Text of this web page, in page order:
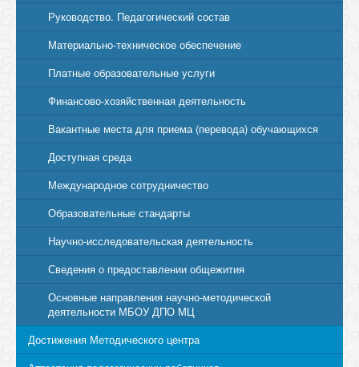
Руководство. Педагогический состав
Материально-техническое обеспечение
Платные образовательные услуги
Финансово-хозяйственная деятельность
Вакантные места для приема (перевода) обучающихся
Доступная среда
Международное сотрудничество
Образовательные стандарты
Научно-исследовательская деятельность
Сведения о предоставлении общежития
Основные направления научно-методической
деятельности МБОУ ДПО МЦ
Достижения Методического центра